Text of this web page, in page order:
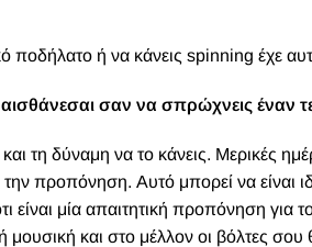
ποδήλατο ή να κάνεις spinning έχε
σαν να σπρώχνεις έναν
και τη δύναμη να το κάνεις. Μερικές
προπόνηση. Αυτό μπορεί να είναι
είναι μία απαιτητική προπόνηση
και στο μέλλον οι βόλτες σου